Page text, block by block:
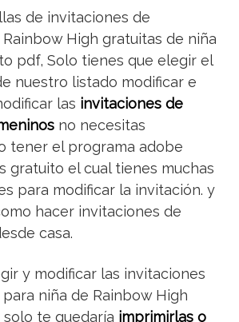
de invitaciones de
High gratuitas de niña
pdf, Solo tienes que elegir el
nuestro listado modificar e
las invitaciones de
no necesitas
tener el programa adobe
gratuito el cual tienes muchas
para modificar la invitación. y
hacer invitaciones de
casa.
y modificar las invitaciones
niña de Rainbow High
te quedaría imprimirlas o